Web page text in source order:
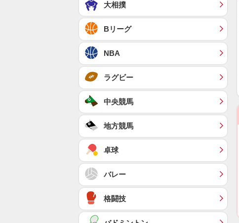
大相撲
Bリーグ
NBA
ラグビー
中央競馬
地方競馬
卓球
バレー
格闘技